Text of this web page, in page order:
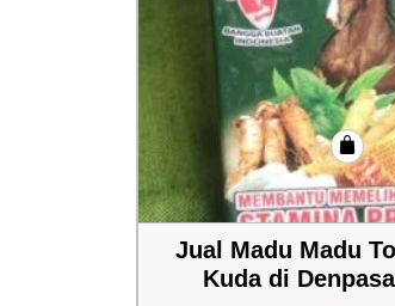
Jual Madu Madu
Kuda di